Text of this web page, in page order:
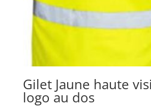
Gilet Jaune haute
logo au dos